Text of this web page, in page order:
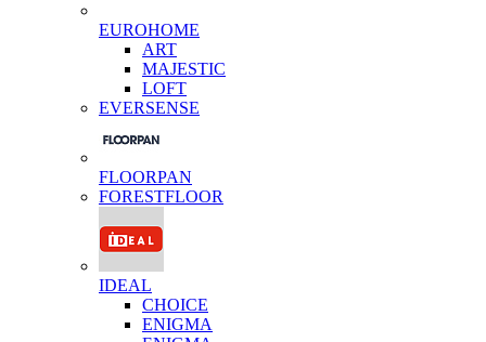
EUROHOME
ART
MAJESTIC
LOFT
EVERSENSE
FLOORPAN
FORESTFLOOR
IDEAL
CHOICE
ENIGMA